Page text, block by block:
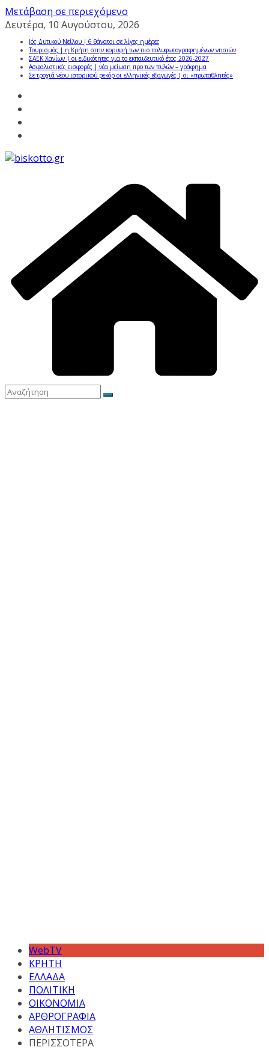
Μετάβαση σε περιεχόμενο
Δευτέρα, 10 Αυγούστου, 2026
Ιός Δυτικού Νείλου | 6 θάνατοι σε λίγες ημέρες
Τουρισμός | η Κρήτη στην κορυφή των πιο πολυφωτογραφημένων νησιών
ΣΑΕΚ Χανίων | οι ειδικότητες για το εκπαιδευτικό έτος 2026-2027
Ασφαλιστικές εισφορές | νέα μείωση προ των πυλών – γράφημα
Σε τροχιά νέου ιστορικού ρεκόρ οι ελληνικές εξαγωγές | οι «πρωταθλητές»
WebTV
ΚΡΗΤΗ
ΕΛΛΑΔΑ
ΠΟΛΙΤΙΚΗ
ΟΙΚΟΝΟΜΙΑ
ΑΡΘΡΟΓΡΑΦΙΑ
ΑΘΛΗΤΙΣΜΟΣ
ΠΕΡΙΣΣΟΤΕΡΑ